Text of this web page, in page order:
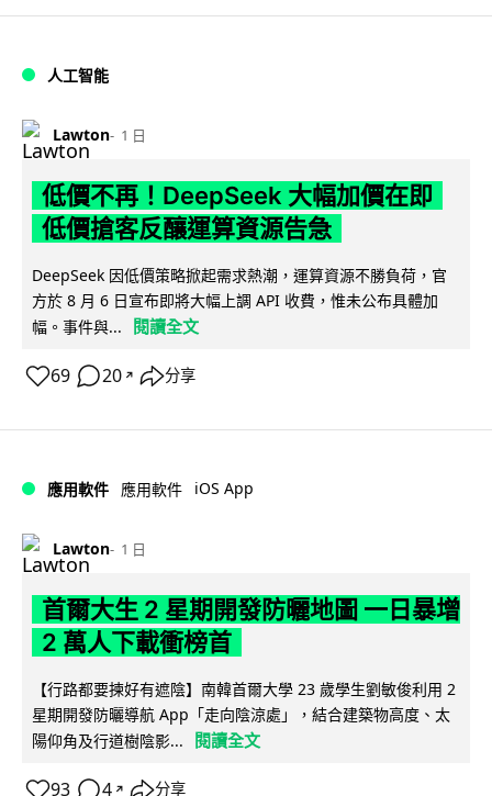
人工智能
Lawton 1 日
低價不再！DeepSeek 大幅加價在即
低價搶客反釀運算資源告急
DeepSeek 因低價策略掀起需求熱潮，運算資源不勝負荷，官
方於 8 月 6 日宣布即將大幅上調 API 收費，惟未公布具體加
幅。事件與...
閱讀全文
69 20 ↗ 分享
應用軟件 應用軟件 iOS App
Lawton 1 日
首爾大生 2 星期開發防曬地圖 一日暴增
2 萬人下載衝榜首
【行路都要揀好有遮陰】南韓首爾大學 23 歲學生劉敏俊利用 2
星期開發防曬導航 App「走向陰涼處」，結合建築物高度、太
陽仰角及行道樹陰影...
閱讀全文
93 4 ↗ 分享